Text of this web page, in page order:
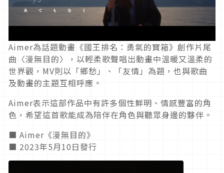
Aimer為話題動畫《國王排名：勇氣的寶箱》創作片尾
曲〈漫無目的〉，以輕柔歌聲唱出動畫中溫暖又溫柔的
世界觀，MV則以「鄉愁」、「友情」為題，也與歌曲
及動畫的主題互相呼應。
Aimer表示這部作品中有許多個性鮮明、情感豐富的角
色，希望這首歌能成為陪伴在角色與聽眾身邊的夥伴。
■ Aimer《漫無目的》
■ 2023年5月10日發行